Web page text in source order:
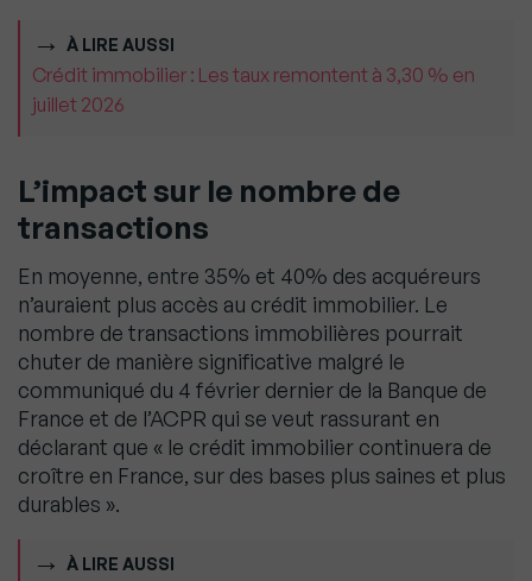
À LIRE AUSSI
Crédit immobilier : Les taux remontent à 3,30 % en
juillet 2026
L’impact sur le nombre de
transactions
En moyenne, entre 35% et 40% des acquéreurs
n’auraient plus accès au crédit immobilier. Le
nombre de transactions immobilières pourrait
chuter de manière significative malgré le
communiqué du 4 février dernier de la Banque de
France et de l’ACPR qui se veut rassurant en
déclarant que « le crédit immobilier continuera de
croître en France, sur des bases plus saines et plus
durables ».
À LIRE AUSSI